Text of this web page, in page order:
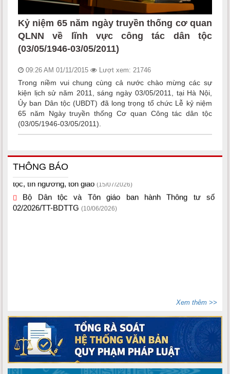
Kỷ niệm 65 năm ngày truyền thống cơ quan
QLNN về lĩnh vực công tác dân tộc
(03/05/1946-03/05/2011)
09:26 AM 01/11/2015 Lượt xem: 21746
Trong niềm vui chung cùng cả nước chào mừng các sự
kiện lịch sử năm 2011, sáng ngày 03/05/2011, tại Hà Nội,
Ủy ban Dân tộc (UBDT) đã long trọng tổ chức Lễ kỷ niệm
65 năm Ngày truyền thống Cơ quan Công tác dân tộc
(03/05/1946-03/05/2011).
THÔNG BÁO
Một số văn bản quy phạm pháp luật thuộc lĩnh vực dân
tộc, tín ngưỡng, tôn giáo
Bộ Dân tộc và Tôn giáo ban hành Thông tư số
02/2026/TT-BDTTG
(10/06/2026)
Xem thêm >>